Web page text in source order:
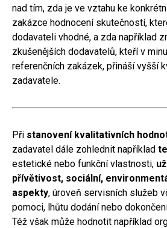
nad tím, zda je ve vztahu ke
zakázce hodnocení skutečností,
dodavateli vhodné, a zda například
zkušenějších dodavatelů, kteří v
referenčních zakázek, přináší vyšší
zadavatele.
Při stanovení kvalitativních
zadavatel dále zohlednit například
estetické nebo funkční vlastnosti,
přívětivost, sociální,
aspekty, úroveň servisních služeb
pomoci, lhůtu dodání nebo
Též však může hodnotit například